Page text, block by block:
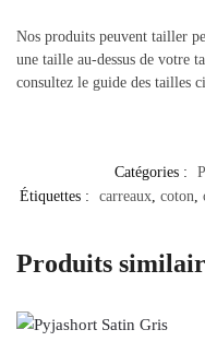
Nos produits peuvent tailler
une taille au-dessus de votre
consultez le guide des tailles
Catégories :
Étiquettes :
carreaux, coton,
Produits